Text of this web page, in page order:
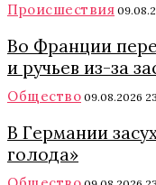
Происшествия
Во Франции
и ручьев из-за
Общество 09.08.2026
В Германии
голода»